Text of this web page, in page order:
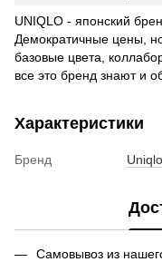
UNIQLO - японский
Демократичные цены,
базовые цвета,
все это бренд знают и
Характеристики
Бренд Uniqlo
Самовывоз из